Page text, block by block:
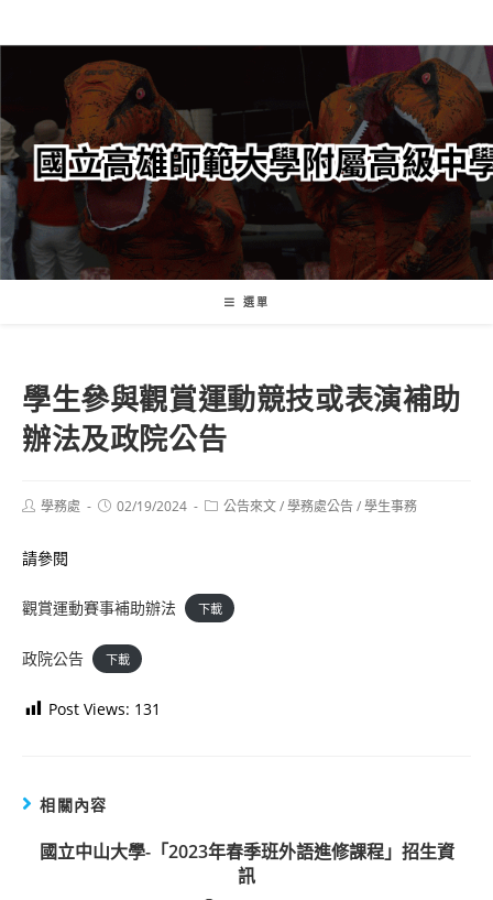
轉
要
內
容
選單
學生參與觀賞運動競技或表演補助
辦法及政院公告
Post學務處
Post02/19/2024
Post公告來文/學務處公告/學生事務
請參閱
觀賞運動賽事補助辦法 下載
政院公告 下載
Post Views: 131
相關內容
國立中山大學-「2023年春季班外語進修課程」招生資
訊